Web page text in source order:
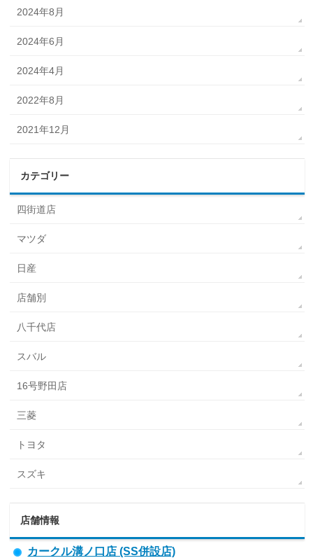
2024年8月
2024年6月
2024年4月
2022年8月
2021年12月
カテゴリー
四街道店
マツダ
日産
店舗別
八千代店
スバル
16号野田店
三菱
トヨタ
スズキ
店舗情報
カークル溝ノ口店 (SS併設店)